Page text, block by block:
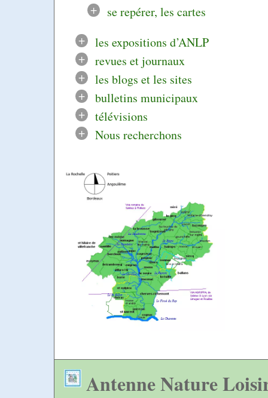
+
se repérer, les cartes
+
les expositions d’ANLP
+
revues et journaux
+
les blogs et les sites
+
bulletins municipaux
+
télévisions
+
Nous recherchons
Antenne Nature